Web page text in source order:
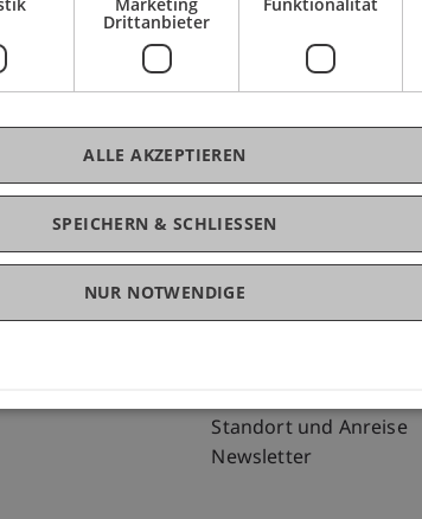
Rechtliche Hinweise
Fußzeile
Standort und Anreise
Newsletter
Drittanbieter
SPEICHERN & SCHLIESSEN
ALLE AKZEPTIEREN
NUR NOTWENDIGE